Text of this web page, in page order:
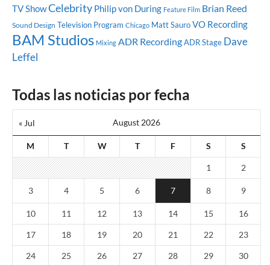
TV ShowCelebrity Philip von During Feature Film Brian Reed
Sound Design Television Program Chicago Matt SauroVO Recording
BAM Studios Mixing ADR RecordingADR Stage Dave
Leffel
Todas las noticias por fecha
August 2026
M T W T F S S
« Jul
1 2
3 4 5 6 7 8 9
10 11 12 13 14 15 16
17 18 19 20 21 22 23
24 25 26 27 28 29 30